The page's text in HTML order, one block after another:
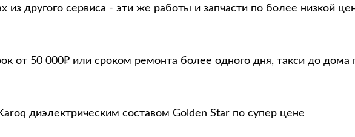
из другого сервиса - эти же работы и запчасти по более низкой
от 50 000₽ или сроком ремонта более одного дня, такси до дома
диэлектрическим составом Golden Star по супер цене